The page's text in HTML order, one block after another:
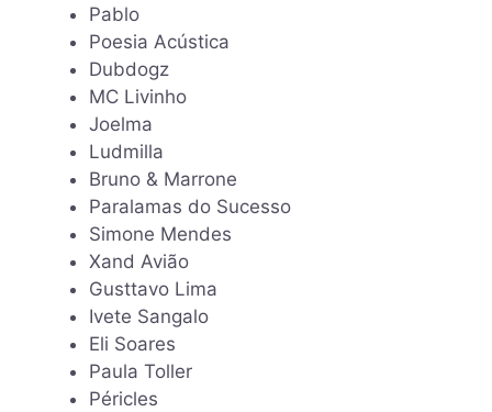
Pablo
Poesia Acústica
Dubdogz
MC Livinho
Joelma
Ludmilla
Bruno & Marrone
Paralamas do Sucesso
Simone Mendes
Xand Avião
Gusttavo Lima
Ivete Sangalo
Eli Soares
Paula Toller
Péricles